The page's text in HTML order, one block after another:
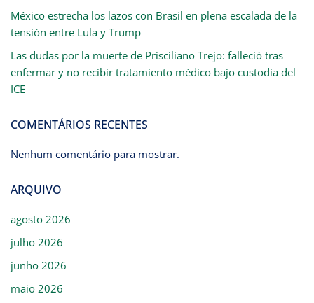
México estrecha los lazos con Brasil en plena escalada de la
tensión entre Lula y Trump
Las dudas por la muerte de Prisciliano Trejo: falleció tras
enfermar y no recibir tratamiento médico bajo custodia del
ICE
COMENTÁRIOS RECENTES
Nenhum comentário para mostrar.
ARQUIVO
agosto 2026
julho 2026
junho 2026
maio 2026